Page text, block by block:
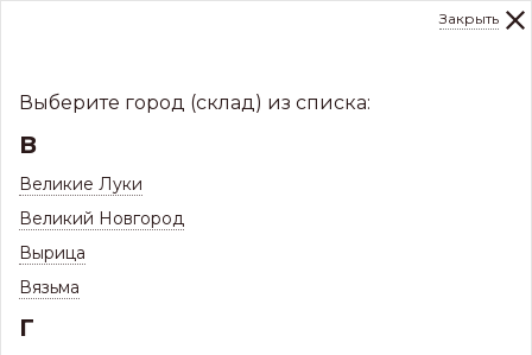
291-000
Закрыть
Выберите город (склад) из списка:
В
Великие Луки
Великий Новгород
Вырица
Вязьма
Г